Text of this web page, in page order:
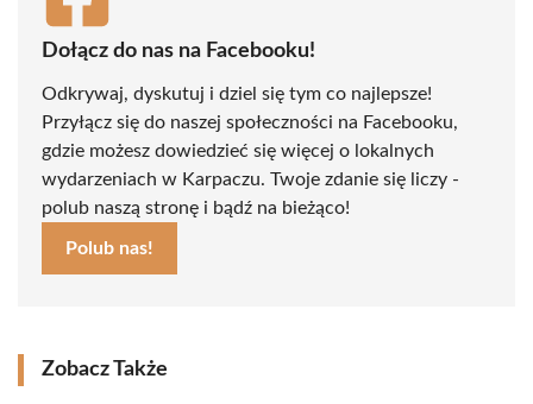
Dołącz do nas na Facebooku!
Odkrywaj, dyskutuj i dziel się tym co najlepsze!
Przyłącz się do naszej społeczności na Facebooku,
gdzie możesz dowiedzieć się więcej o lokalnych
wydarzeniach w Karpaczu. Twoje zdanie się liczy -
polub naszą stronę i bądź na bieżąco!
Polub nas!
Zobacz Także